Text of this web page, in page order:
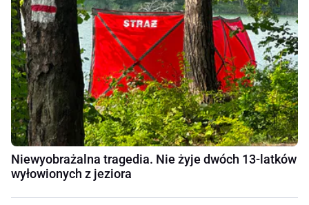
Niewyobrażalna tragedia. Nie żyje dwóch 13-latków
wyłowionych z jeziora